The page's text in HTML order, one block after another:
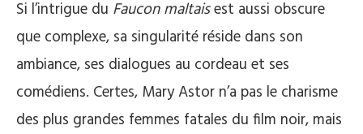
Si l’intrigue du Faucon maltaisest aussi obscure
que complexe, sa singularité réside dans son
ambiance, ses dialogues au cordeau et ses
comédiens. Certes, Mary Astor n’a pas le charisme
des plus grandes femmes fatales du film noir, mais